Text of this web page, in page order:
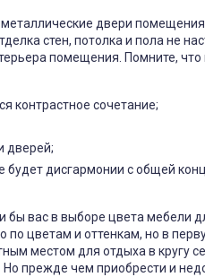
двери
стен, потолка и пола не
помещения. Помните,
контрастное сочетание;
дверей;
дисгармонии с общей
вас в выборе цвета мебели
цветам и оттенкам, но в
местом для отдыха в кругу
прежде чем приобрести и